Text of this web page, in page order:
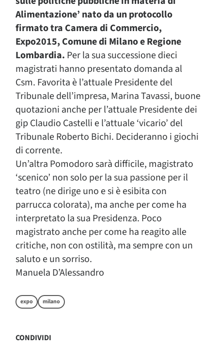
Alimentazione’ nato da un protocollo
firmato tra Camera di Commercio,
Expo2015, Comune di Milano e Regione
Lombardia. Per la sua successione dieci
magistrati hanno presentato domanda al
Csm. Favorita è l’attuale Presidente del
Tribunale dell’impresa, Marina Tavassi, buone
quotazioni anche per l’attuale Presidente dei
gip Claudio Castelli e l’attuale ‘vicario’ del
Tribunale Roberto Bichi. Decideranno i giochi
di corrente.
Un’altra Pomodoro sarà difficile, magistrato
‘scenico’ non solo per la sua passione per il
teatro (ne dirige uno e si è esibita con
parrucca colorata), ma anche per come ha
interpretato la sua Presidenza. Poco
magistrato anche per come ha reagito alle
critiche, non con ostilità, ma sempre con un
saluto e un sorriso.
Manuela D’Alessandro
expo milano
CONDIVIDI